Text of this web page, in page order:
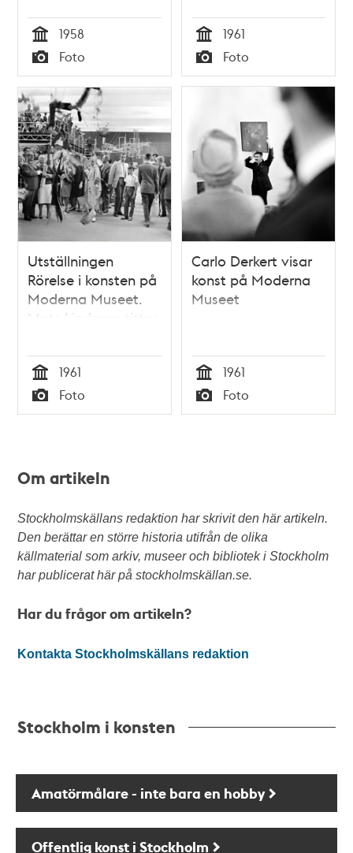
Tid
1958
Typ
Foto Tid
1961
Typ
Foto
Utställningen
Rörelse i konsten på
Moderna Museet.
Mats Lindgren tittar
Tid
1961
Typ
Foto
Carlo Derkert visar
konst på Moderna
Museet
Tid
1961
Typ
Foto
Om artikeln
Stockholmskällans redaktion har skrivit den här artikeln.
Den berättar en större historia utifrån de olika
källmaterial som arkiv, museer och bibliotek i Stockholm
har publicerat här på stockholmskällan.se.
Har du frågor om artikeln?
Kontakta Stockholmskällans redaktion
Stockholm i konsten
Amatörmålare - inte bara en hobby
Offentlig konst i Stockholm